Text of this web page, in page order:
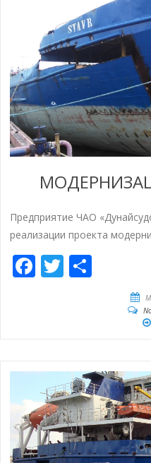
Предприятие ЧАО
реализации проекта
Facebook
Twitter